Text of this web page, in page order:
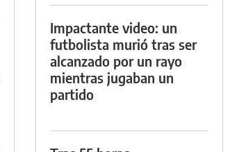
Impactante video: un
futbolista murió tras ser
alcanzado por un rayo
mientras jugaban un
partido